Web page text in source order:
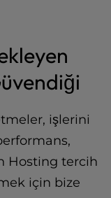
işlerini
Hosting tercih
için bize